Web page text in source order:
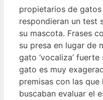
propietarios de
respondieran un test
su mascota. Frases
su presa en lugar de
gato ‘vocaliza’
gato es muy
premisas con las
buscaban evaluar el